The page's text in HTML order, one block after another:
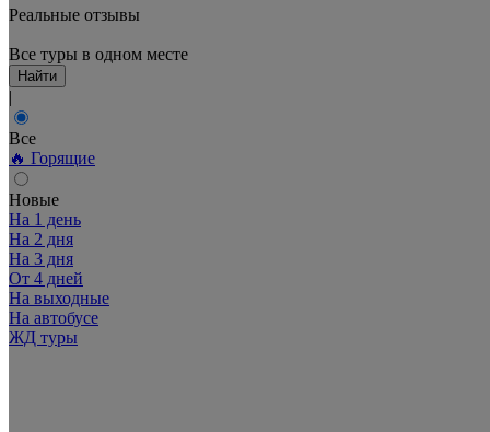
Реальные отзывы
Все туры в одном месте
Найти
|
Все
🔥 Горящие
Новые
На 1 день
На 2 дня
На 3 дня
От 4 дней
На выходные
На автобусе
ЖД туры